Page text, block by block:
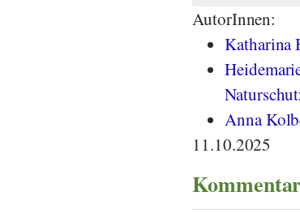
AutorInnen:
Katharina
Anna
11.10.2025